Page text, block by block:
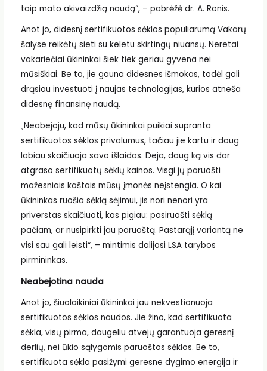
taip mato akivaizdžią naudą“, – pabrėžė dr. A. Ronis.
Anot jo, didesnį sertifikuotos sėklos populiarumą Vakarų
šalyse reikėtų sieti su keletu skirtingų niuansų. Neretai
vakariečiai ūkininkai šiek tiek geriau gyvena nei
mūsiškiai. Be to, jie gauna didesnes išmokas, todėl gali
drąsiau investuoti į naujas technologijas, kurios atneša
didesnę finansinę naudą.
„Neabejoju, kad mūsų ūkininkai puikiai supranta
sertifikuotos sėklos privalumus, tačiau jie kartu ir daug
labiau skaičiuoja savo išlaidas. Deja, daug ką vis dar
atgraso sertifikuotų sėklų kainos. Visgi jų paruošti
mažesniais kaštais mūsų įmonės neįstengia. O kai
ūkininkas ruošia sėklą sėjimui, jis nori nenori yra
priverstas skaičiuoti, kas pigiau: pasiruošti sėklą
pačiam, ar nusipirkti jau paruoštą. Pastarąjį variantą ne
visi sau gali leisti“, – mintimis dalijosi LSA tarybos
pirmininkas.
Neabejotina nauda
Anot jo, šiuolaikiniai ūkininkai jau nekvestionuoja
sertifikuotos sėklos naudos. Jie žino, kad sertifikuota
sėkla, visų pirma, daugeliu atvejų garantuoja geresnį
derlių, nei ūkio sąlygomis paruoštos sėklos. Be to,
sertifikuota sėkla pasižymi geresne dygimo energija ir